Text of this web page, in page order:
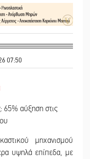
07:50
μηχανισμού
υψηλά επίπεδα, με